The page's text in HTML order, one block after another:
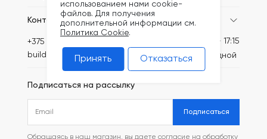
Контакты
+375 (44) 789-62-09
build@kronex-company.by
Пн-Пт: 8:30 - 17:15
Сб-вс: выходной
Подписаться на рассылку
Подписаться
Обращаясь в наш магазин, вы даете согласие на обработку
использованием нами cookie-
файлов. Для получения
дополнительной информации см.
Политика Cookie.
Принять Отказаться